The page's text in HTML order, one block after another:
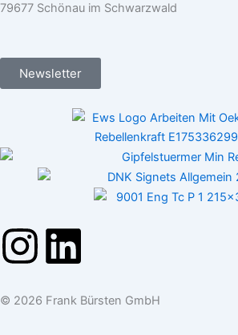
79677 Schönau im Schwarzwald
Newsletter
I
n
s
L
i
n
© 2026 Frank Bürsten GmbH